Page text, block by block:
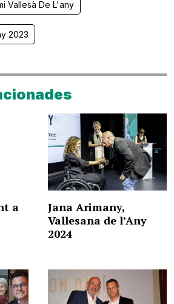
Vallesà De L'any
2023
a
Jana Arimany,
Vallesana de l’Any
2024